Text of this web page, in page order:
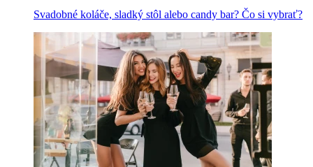
Svadobné koláče, sladký stôl alebo candy bar? Čo si vybrať?